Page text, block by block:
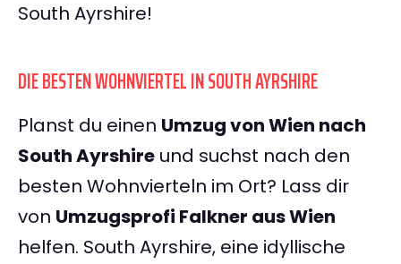
South Ayrshire!
DIE BESTEN WOHNVIERTEL IN SOUTH AYRSHIRE
Planst du einen Umzug von Wien nach
South Ayrshire und suchst nach den
besten Wohnvierteln im Ort? Lass dir
von Umzugsprofi Falkner aus Wien
helfen. South Ayrshire, eine idyllische